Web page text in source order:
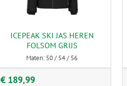
ICEPEAK SKI JAS HEREN
FOLSOM GRIJS
Maten: 50 / 54 / 56
€ 189,99